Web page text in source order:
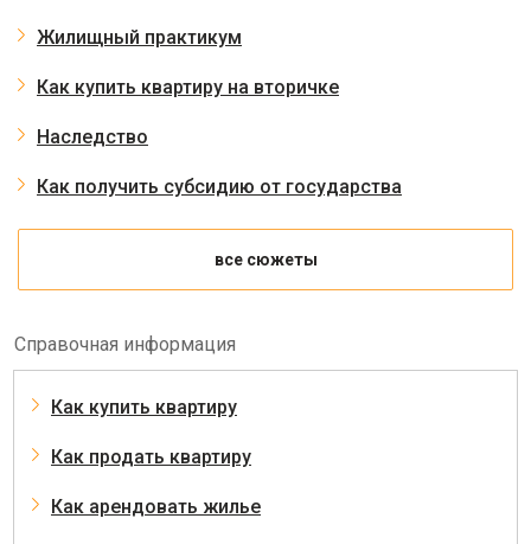
Жилищный практикум
Как купить квартиру на вторичке
Наследство
Как получить субсидию от государства
все сюжеты
Справочная информация
Как купить квартиру
Как продать квартиру
Как арендовать жилье